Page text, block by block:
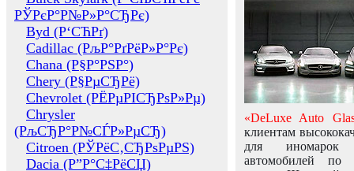
РЎРєР°Р№Р»Р°СЂРє)
Byd (Р‘СЋРґ)
Cadillac (РљР°РґРёР»Р°Рє)
Chana (Р§Р°РЅР°)
Chery (Р§РµСЂРё)
Chevrolet (РЁРµРІСЂРѕР»Рµ)
Chrysler
(РљСЂР°Р№СЃР»РµСЂ)
Citroen (РЎРёС‚СЂРѕРµРЅ)
Dacia (Р”Р°С‡РёСЏ)
«DeLuxe Auto
клиентам
для иномарок
автомобилей